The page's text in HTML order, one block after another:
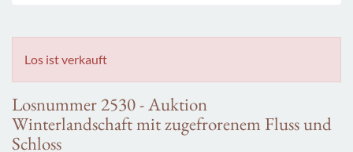
Los ist verkauft
Losnummer 2530 - Auktion
Winterlandschaft mit zugefrorenem Fluss und
Schloss